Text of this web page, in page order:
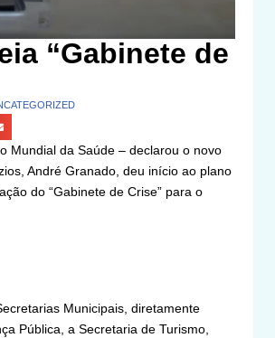
“Gabinete de
Mundial da Saúde – declarou o novo
André Granado, deu início ao plano
do “Gabinete de Crise” para o
Municipais, diretamente
Pública, a Secretaria de Turismo,